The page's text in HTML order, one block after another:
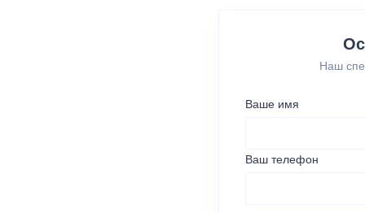
Наш
Ваше имя
Ваш телефон